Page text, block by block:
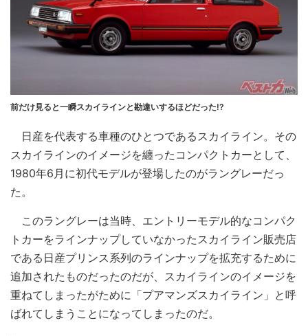
前だけ見ると一瞬スカイラインと勘違いするほどだった!?
日産を代表する車種のひとつであるスカイライン。その
スカイラインのイメージを纏ったコンパクトカーとして、
1980年6月に初代モデルが登場したのがラングレーだっ
た。
このラングレーは当時、エントリーモデル的なコンパク
トカーをラインナップしていなかったスカイライン販売店
である日産プリンス系列のラインナップを拡充するために
追加されたものだったのだが、スカイラインのイメージを
重ねてしまったがために「プアマンズスカイライン」と呼
ばれてしまうことになってしまったのだ。